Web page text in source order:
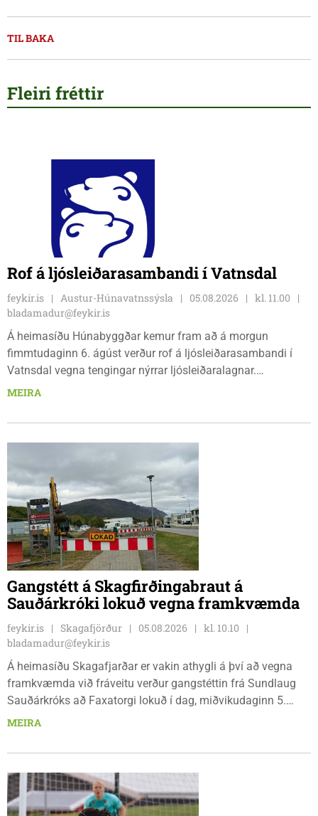
TIL BAKA
Fleiri fréttir
Rof á ljósleiðarasambandi í Vatnsdal
feykir.is Austur-Húnavatnssýsla 05.08.2026
kl. 11.00
bladamadur@feykir.is
Á heimasíðu Húnabyggðar kemur fram að á morgun
fimmtudaginn 6. ágúst verður rof á ljósleiðarasambandi í
Vatnsdal vegna tengingar nýrrar ljósleiðaralagnar.
Ljósleiðarasambandið verður rofið á morgun fimmtudag
MEIRA
Gangstétt á Skagfirðingabraut á
Sauðárkróki lokuð vegna framkvæmda
feykir.is Skagafjörður 05.08.2026
kl. 10.10
bladamadur@feykir.is
Á heimasíðu Skagafjarðar er vakin athygli á því að vegna
framkvæmda við fráveitu verður gangstéttin frá Sundlaug
Sauðárkróks að Faxatorgi lokuð í dag, miðvikudaginn 5.
ágúst, og á morgun, fimmtudaginn 6. ágúst.
MEIRA